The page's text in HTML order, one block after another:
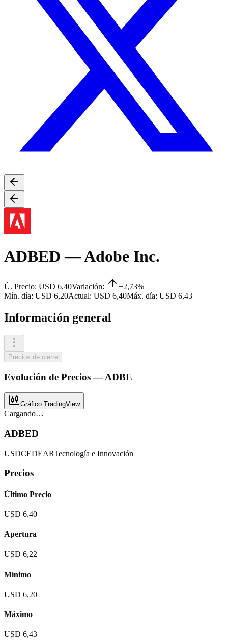
ADBED — Adobe Inc.
Ú. Precio: USD 6,40Variación:
+2,73%
Mín. día: USD 6,20Actual: USD 6,40Máx. día: USD 6,43
Información general
Precios de cierre
Evolución de Precios—ADBE
Gráfico TradingView
Cargando…
ADBED
USDCEDEARTecnología e Innovación
Precios
Último Precio
USD 6,40
Apertura
USD 6,22
Mínimo
USD 6,20
Máximo
USD 6,43